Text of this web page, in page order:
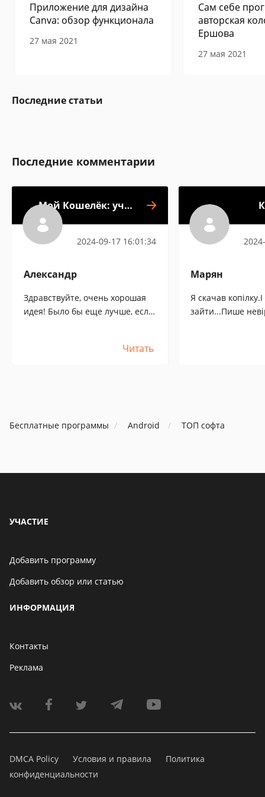
Приложение для дизайна
Canva: обзор функционала
27 мая 2021
Сам себе
авторская
Ершова
27 мая 2021
Последние статьи
Последние комментарии
Мой Кошелёк: учёт
доходов, финансы
2024-09-17 16:01:34
Александр
Здравствуйте, очень хорошая
идея! Было бы еще лучше, если
расходы автоматом заносятся в
Читать
Марян
Я скачав
зайти...Пише
Бесплатные программы Android ТОП софта
УЧАСТИЕ
Добавить программу
Добавить обзор или статью
ИНФОРМАЦИЯ
Контакты
Реклама
DMCA Policy Условия и правила
Политика
конфиденциальности